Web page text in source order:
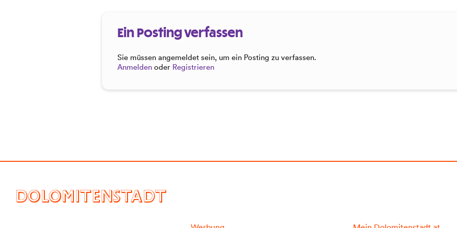
Ein Posting verfassen
Sie müssen angemeldet sein, um ein Posting zu verfassen.
Anmelden oder Registrieren
DOLOMITENSTADT